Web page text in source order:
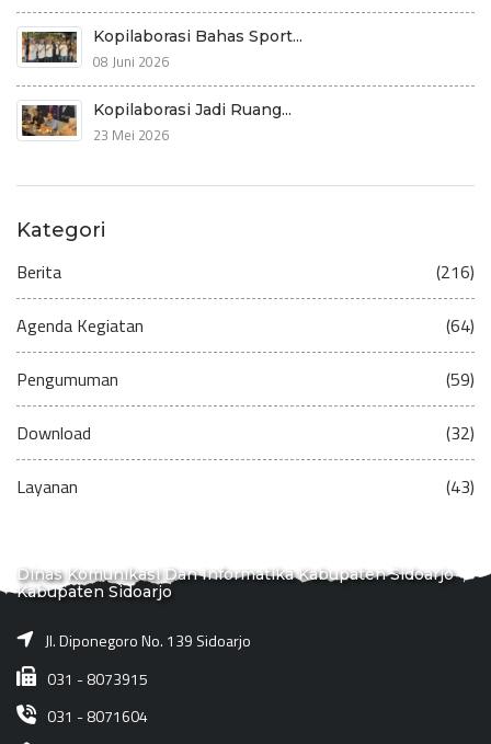
Kopilaborasi Bahas Sport...
08 Juni 2026
Kopilaborasi Jadi Ruang...
23 Mei 2026
Kategori
Berita (216)
Agenda Kegiatan (64)
Pengumuman (59)
Download (32)
Layanan (43)
Dinas Komunikasi Dan Informatika Kabupaten Sidoarjo
Kabupaten Sidoarjo
Jl. Diponegoro No. 139 Sidoarjo
031 - 8073915
031 - 8071604